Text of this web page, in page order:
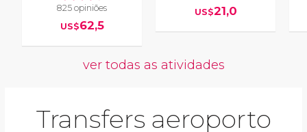
825 opiniões
US$62,5
US$21,0
ver todas as atividades
Transfers aeroporto